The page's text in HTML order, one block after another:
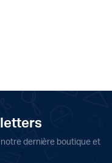
dernière boutique et